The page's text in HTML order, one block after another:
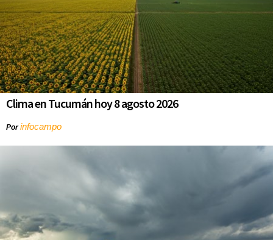
Clima en Tucumán hoy 8 agosto 2026
Porinfocampo